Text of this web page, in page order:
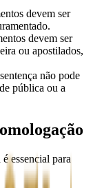
devem ser
devem ser
ou apostilados,
não pode
pública ou a
essencial para